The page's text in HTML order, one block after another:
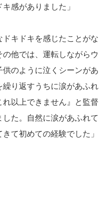
感がありました」
ドキドキを感じたことがな
他では、運転しながらウ
のように泣くシーンがあ
り返すうちに涙があふれ
以上できません』と監督
た。自然に涙があふれて
て初めての経験でした」